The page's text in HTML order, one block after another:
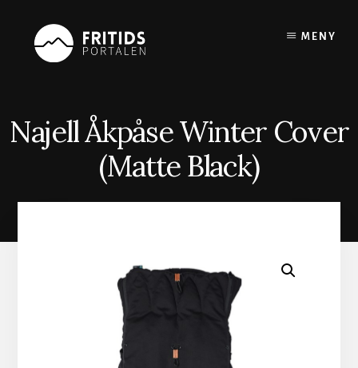
content
MENY
Najell Åkpåse Winter Cover
(Matte Black)